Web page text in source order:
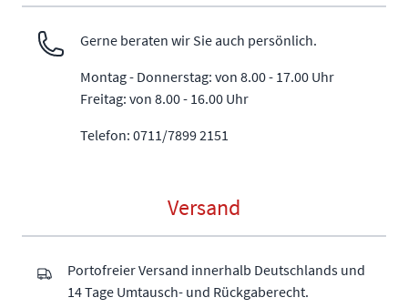
Gerne beraten wir Sie auch persönlich.
Montag - Donnerstag: von 8.00 - 17.00 Uhr
Freitag: von 8.00 - 16.00 Uhr
Telefon: 0711/7899 2151
Versand
Portofreier Versand innerhalb Deutschlands und
14 Tage Umtausch- und Rückgaberecht.